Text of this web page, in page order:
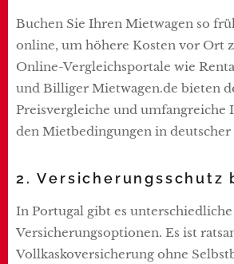
Buchen Sie Ihren Mietwagen so
online, um höhere Kosten vor Ort
Online-Vergleichsportale wie
und Billiger Mietwagen.de bieten
Preisvergleiche und umfangreiche
den Mietbedingungen in deutscher
2. Versicherungsschutz
In Portugal gibt es unterschiedliche
Versicherungsoptionen. Es ist
Vollkaskoversicherung ohne